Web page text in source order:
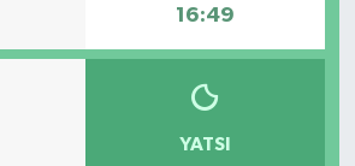
16:49
YATSI